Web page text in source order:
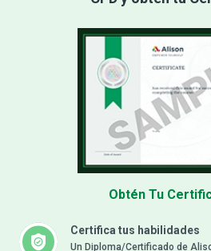
Certifica tus habilidades
Un Diploma/Certificado de
Obtén Tu